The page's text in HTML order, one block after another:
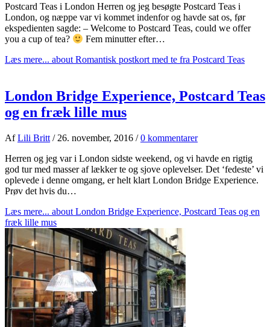
Postcard Teas i London Herren og jeg besøgte Postcard Teas i
London, og næppe var vi kommet indenfor og havde sat os, før
ekspedienten sagde: – Welcome to Postcard Teas, could we offer
you a cup of tea?
Fem minutter efter…
Læs mere... about Romantisk postkort med te fra Postcard Teas
London Bridge Experience, Postcard Teas
og en fræk lille mus
AfLili Britt / 26. november, 2016 / 0 kommentarer
Herren og jeg var i London sidste weekend, og vi havde en rigtig
god tur med masser af lækker te og sjove oplevelser. Det ‘fedeste’ vi
oplevede i denne omgang, er helt klart London Bridge Experience.
Prøv det hvis du…
Læs mere... about London Bridge Experience, Postcard Teas og en
fræk lille mus